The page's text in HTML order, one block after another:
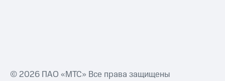
© 2026 ПАО «МТС» Все права защищены